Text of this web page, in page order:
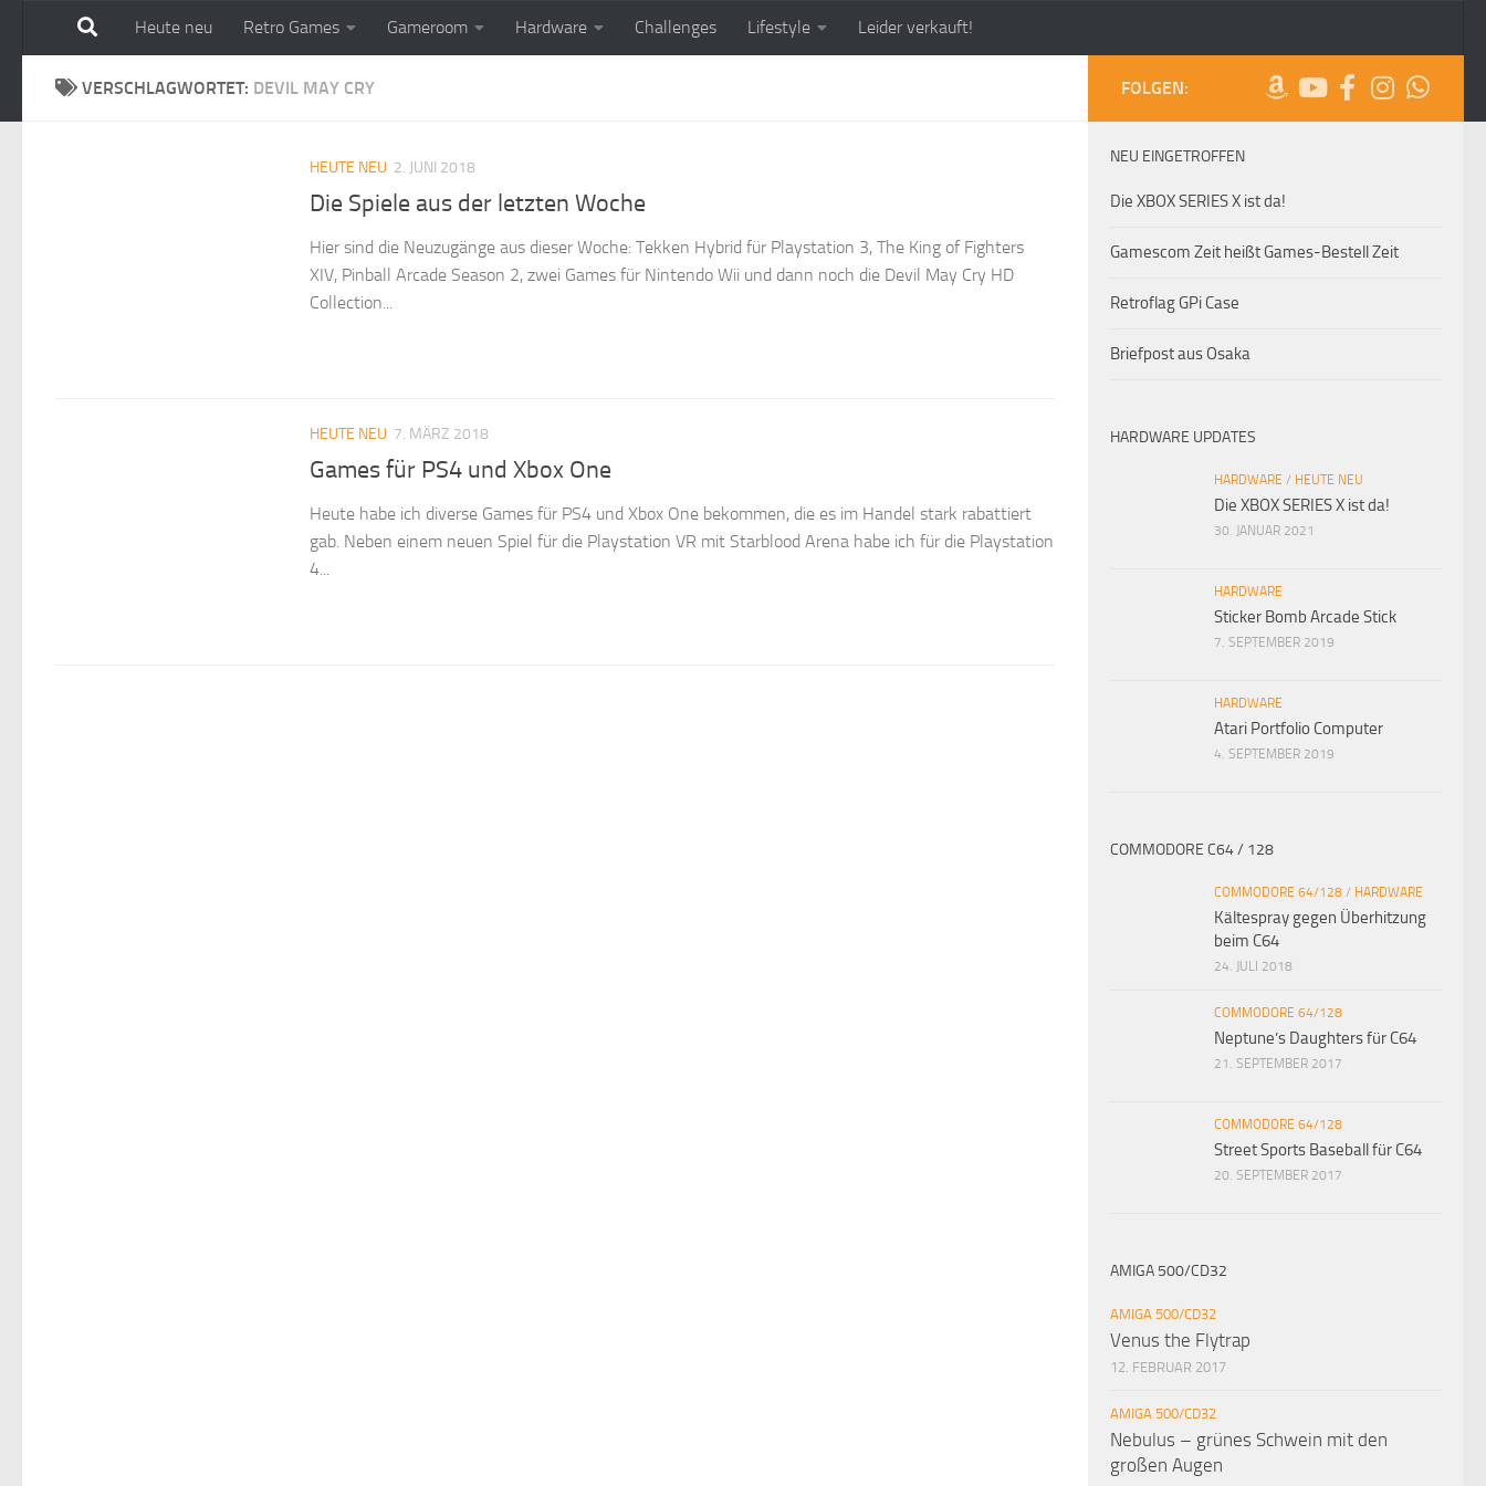
Zum Inhalt springen
Heute neu Retro Games Gameroom Hardware Challenges Lifestyle Leider verkauft!
VERSCHLAGWORTET: DEVIL MAY CRY
HEUTE NEU 2. JUNI 2018
Die Spiele aus der letzten Woche
Hier sind die Neuzugänge aus dieser Woche: Tekken Hybrid für Playstation 3, The King of Fighters
XIV, Pinball Arcade Season 2, zwei Games für Nintendo Wii und dann noch die Devil May Cry HD
Collection...
HEUTE NEU 7. MÄRZ 2018
Games für PS4 und Xbox One
Heute habe ich diverse Games für PS4 und Xbox One bekommen, die es im Handel stark rabattiert
gab. Neben einem neuen Spiel für die Playstation VR mit Starblood Arena habe ich für die Playstation
4...
FOLGEN:
NEU EINGETROFFEN
Die XBOX SERIES X ist da!
Gamescom Zeit heißt Games-Bestell Zeit
Retroflag GPi Case
Briefpost aus Osaka
HARDWARE UPDATES
HARDWARE / HEUTE NEU
Die XBOX SERIES X ist da!
30. JANUAR 2021
HARDWARE
Sticker Bomb Arcade Stick
7. SEPTEMBER 2019
HARDWARE
Atari Portfolio Computer
4. SEPTEMBER 2019
COMMODORE C64 / 128
COMMODORE 64/128 / HARDWARE
Kältespray gegen Überhitzung
beim C64
24. JULI 2018
COMMODORE 64/128
Neptune’s Daughters für C64
21. SEPTEMBER 2017
COMMODORE 64/128
Street Sports Baseball für C64
20. SEPTEMBER 2017
AMIGA 500/CD32
AMIGA 500/CD32
Venus the Flytrap
12. FEBRUAR 2017
AMIGA 500/CD32
Nebulus – grünes Schwein mit den
großen Augen